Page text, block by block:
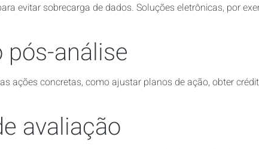
evitar sobrecarga de dados. Soluções eletrônicas, por
pós-análise
ações concretas, como ajustar planos de ação, obter
avaliação